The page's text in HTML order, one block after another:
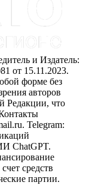
и Издатель:
15.11.2023.
форме без
авторов
Редакции, что
Telegram:
ChatGPT.
средств
партии.